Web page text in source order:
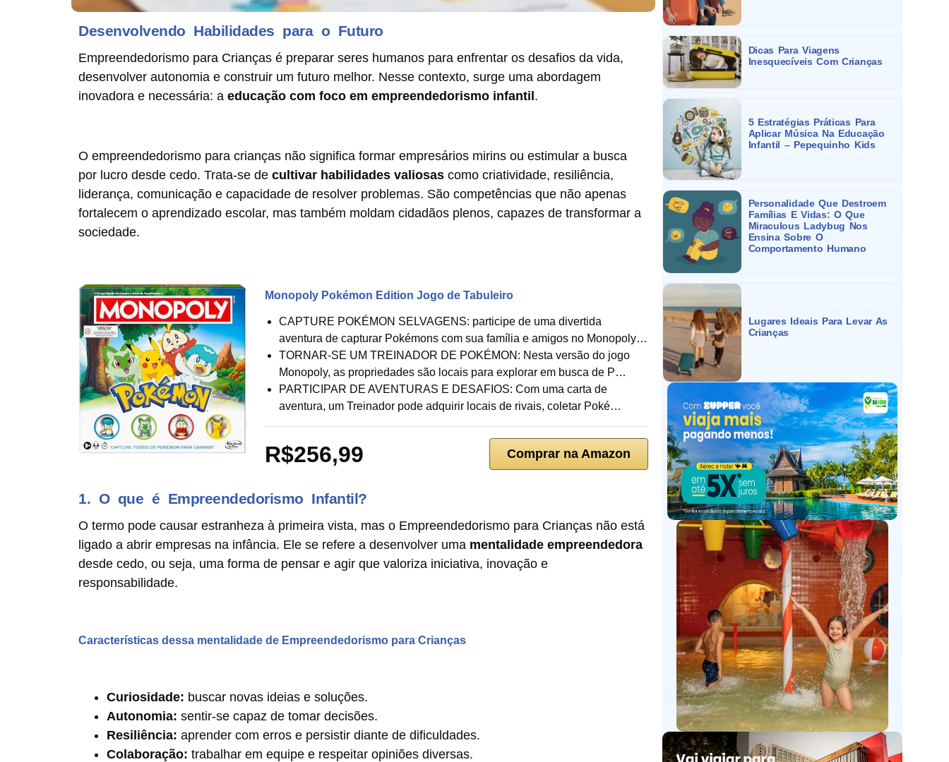
Desenvolvendo Habilidades para o Futuro
Empreendedorismo para Crianças é preparar seres humanos para enfrentar os desafios da vida,
desenvolver autonomia e construir um futuro melhor. Nesse contexto, surge uma abordagem
inovadora e necessária: aeducação com foco em empreendedorismo infantil.
O empreendedorismo para crianças não significa formar empresários mirins ou estimular a busca
por lucro desde cedo. Trata-se decultivar habilidades valiosas como criatividade, resiliência,
liderança, comunicação e capacidade de resolver problemas. São competências que não apenas
fortalecem o aprendizado escolar, mas também moldam cidadãos plenos, capazes de transformar a
sociedade.
Monopoly Pokémon Edition Jogo de Tabuleiro
CAPTURE POKÉMON SELVAGENS: participe de uma divertida
aventura de capturar Pokémons com sua família e amigos no Monopoly…
TORNAR-SE UM TREINADOR DE POKÉMON: Nesta versão do jogo
Monopoly, as propriedades são locais para explorar em busca de P…
PARTICIPAR DE AVENTURAS E DESAFIOS: Com uma carta de
aventura, um Treinador pode adquirir locais de rivais, coletar Poké…
R$256,99 Comprar na Amazon
1. O que é Empreendedorismo Infantil?
O termo pode causar estranheza à primeira vista, mas o Empreendedorismo para Crianças não está
ligado a abrir empresas na infância. Ele se refere a desenvolver uma mentalidade empreendedora
desde cedo, ou seja, uma forma de pensar e agir que valoriza iniciativa, inovação e
responsabilidade.
Características dessa mentalidade de Empreendedorismo para Crianças
Curiosidade: buscar novas ideias e soluções.
Autonomia: sentir-se capaz de tomar decisões.
Resiliência: aprender com erros e persistir diante de dificuldades.
Colaboração: trabalhar em equipe e respeitar opiniões diversas.
Dicas Para Viagens
Inesquecíveis Com Crianças
5 Estratégias Práticas Para
Aplicar Música Na Educação
Infantil – Pepequinho Kids
Personalidade Que Destroem
Famílias E Vidas: O Que
Miraculous Ladybug Nos
Ensina Sobre O
Comportamento Humano
Lugares Ideais Para Levar As
Crianças